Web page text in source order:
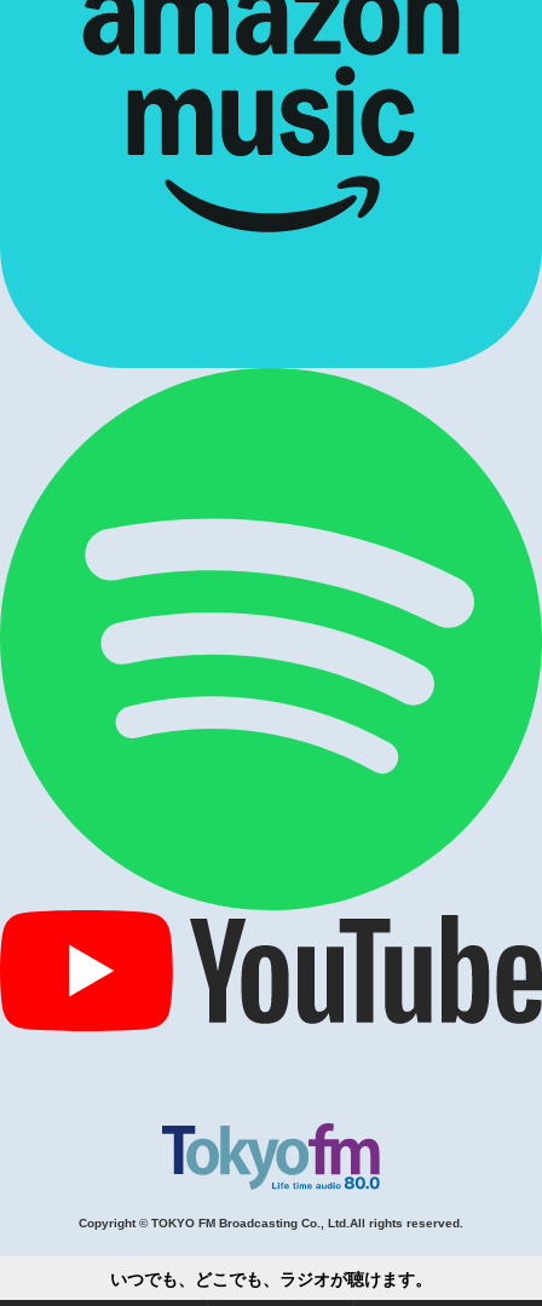
Copyright © TOKYO FM Broadcasting Co., Ltd.All rights reserved.
いつでも、どこでも、ラジオが聴けます。